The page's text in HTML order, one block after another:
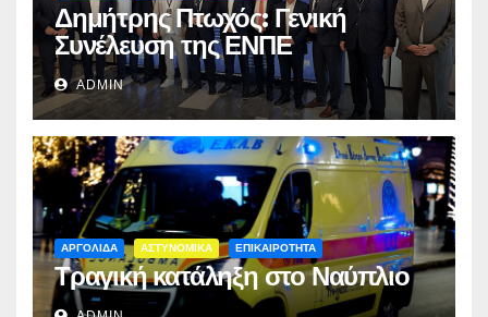
Δημήτρης Πτωχός: Γενική
Συνέλευση της ΕΝΠΕ
ADMIN
ΑΡΓΟΛΙΔΑ ΑΣΤΥΝΟΜΙΚΑ ΕΠΙΚΑΙΡΟΤΗΤΑ
Τραγική κατάληξη στο Ναύπλιο